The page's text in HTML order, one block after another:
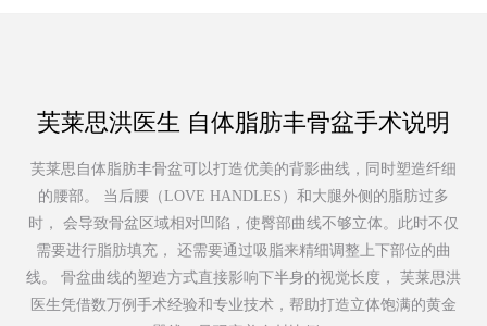
芙莱思洪医生 自体脂肪丰骨盆手术说明
芙莱思自体脂肪丰骨盆可以打造优美的背影曲线，同时塑造纤细
的腰部。 当后腰（LOVE HANDLES）和大腿外侧的脂肪过多
时， 会导致骨盆区域相对凹陷，使臀部曲线不够立体。此时不仅
需要进行脂肪填充， 还需要通过吸脂来精细调整上下部位的曲
线。 骨盆曲线的塑造方式直接影响下半身的视觉长度， 芙莱思洪
医生凭借数万例手术经验和专业技术，帮助打造立体饱满的黄金